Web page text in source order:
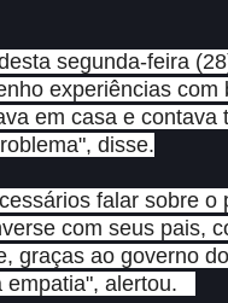
segunda-feira
experiências
em casa e contava
disse.
falar sobre o
com seus pais,
graças ao governo
empatia", alertou.